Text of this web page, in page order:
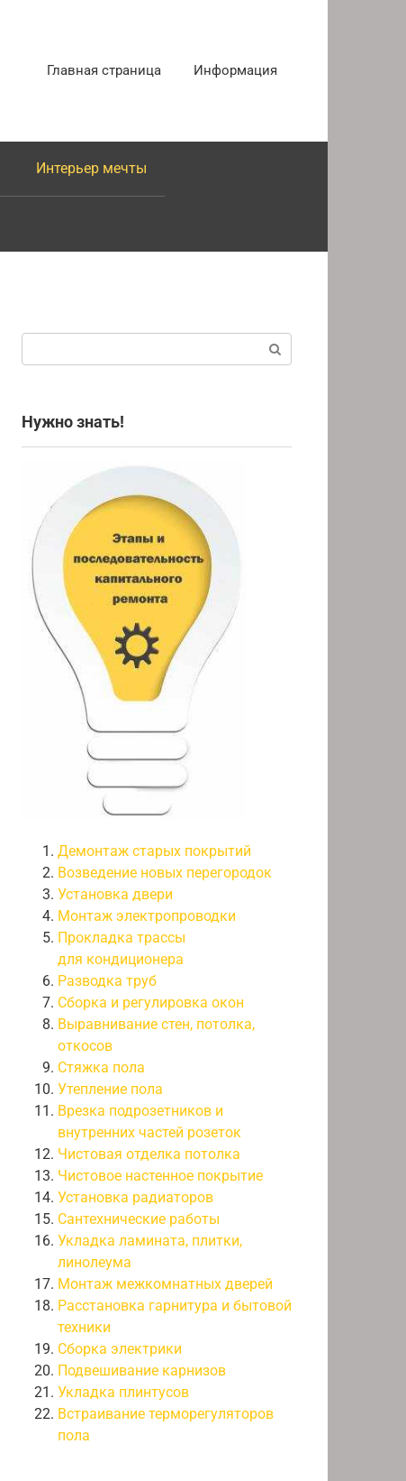
Главная страница Информация
Интерьер мечты
Нужно знать!
Демонтаж старых покрытий
Возведение новых перегородок
Установка двери
Монтаж электропроводки
Прокладка трассы
для кондиционера
Разводка труб
Сборка и регулировка окон
Выравнивание стен, потолка,
откосов
Стяжка пола
Утепление пола
Врезка подрозетников и
внутренних частей розеток
Чистовая отделка потолка
Чистовое настенное покрытие
Установка радиаторов
Сантехнические работы
Укладка ламината, плитки,
линолеума
Монтаж межкомнатных дверей
Расстановка гарнитура и бытовой
техники
Сборка электрики
Подвешивание карнизов
Укладка плинтусов
Встраивание терморегуляторов
пола